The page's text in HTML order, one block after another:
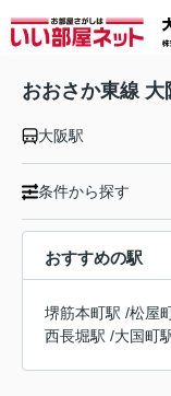
おおさか東線
大阪駅
条件から探す
おすすめの駅
堺筋本町駅 /松屋
西長堀駅 /大国町